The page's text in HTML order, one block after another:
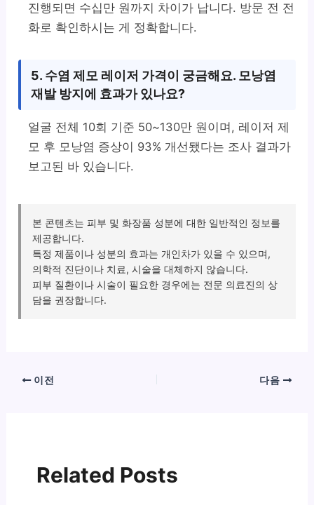
진행되면 수십만 원까지 차이가 납니다. 방문 전 전
화로 확인하시는 게 정확합니다.
5. 수염 제모 레이저 가격이 궁금해요. 모낭염
재발 방지에 효과가 있나요?
얼굴 전체 10회 기준 50~130만 원이며, 레이저 제
모 후 모낭염 증상이 93% 개선됐다는 조사 결과가
보고된 바 있습니다.
본 콘텐츠는 피부 및 화장품 성분에 대한 일반적인 정보를
제공합니다.
특정 제품이나 성분의 효과는 개인차가 있을 수 있으며,
의학적 진단이나 치료, 시술을 대체하지 않습니다.
피부 질환이나 시술이 필요한 경우에는 전문 의료진의 상
담을 권장합니다.
이전 다음
Related Posts